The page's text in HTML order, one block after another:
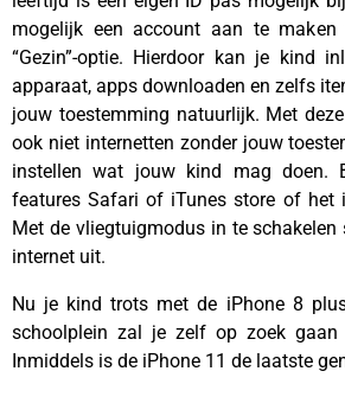
mogelijk een account aan te
“Gezin”-optie. Hierdoor kan je kind
apparaat, apps downloaden en zelfs
jouw toestemming natuurlijk. Met
ook niet internetten zonder jouw
instellen wat jouw kind mag doen.
features Safari of iTunes store of het
Met de vliegtuigmodus in te schakelen
internet uit.
Nu je kind trots met de iPhone 8
schoolplein zal je zelf op zoek gaan
Inmiddels is de iPhone 11 de laatste